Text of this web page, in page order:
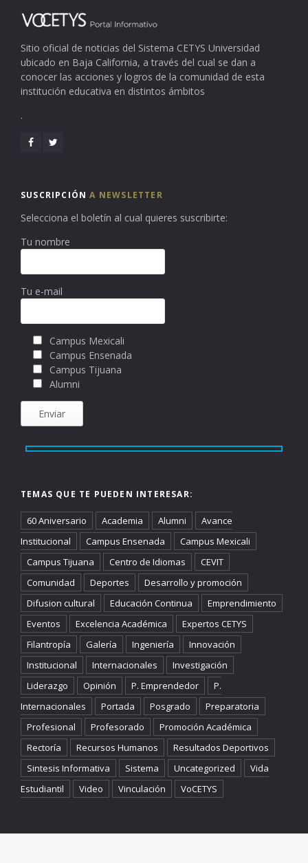
Sitio oficial de noticias del Sistema CETYS Universidad
ubicado en Baja California, a través del cual se dan a
conocer las acciones y logros de la comunidad de esta
institución educativa en distintos ámbitos
.
SUSCRIPCIÓNA NEWSLETTER
Selecciona el boletín al cual quieres suscribirte:
Tu nombre
Tu e-mail
Campus Mexicali
Campus Ensenada
Campus Tijuana
Alumni
TEMAS QUE TE PUEDEN INTERESAR:
60 Aniversario Academia Alumni
Avance
Institucional
Campus Ensenada
Campus Mexicali
Campus Tijuana
Centro de Idiomas
CEVIT
Comunidad
Deportes
Desarrollo y promoción
Difusion cultural
Educación Continua
Emprendimiento
Eventos
Excelencia Académica
Expertos CETYS
Filantropía
Galería Ingeniería
Innovación
Institucional
Internacionales
Investigación
Liderazgo
Opinión P. Emprendedor
P.
Internacionales
Portada Posgrado
Preparatoria
Profesional
Profesorado
Promoción Académica
Rectoría
Recursos Humanos
Resultados Deportivos
Sintesis Informativa
Sistema Uncategorized
Vida
Estudiantil
Video Vinculación VoCETYS